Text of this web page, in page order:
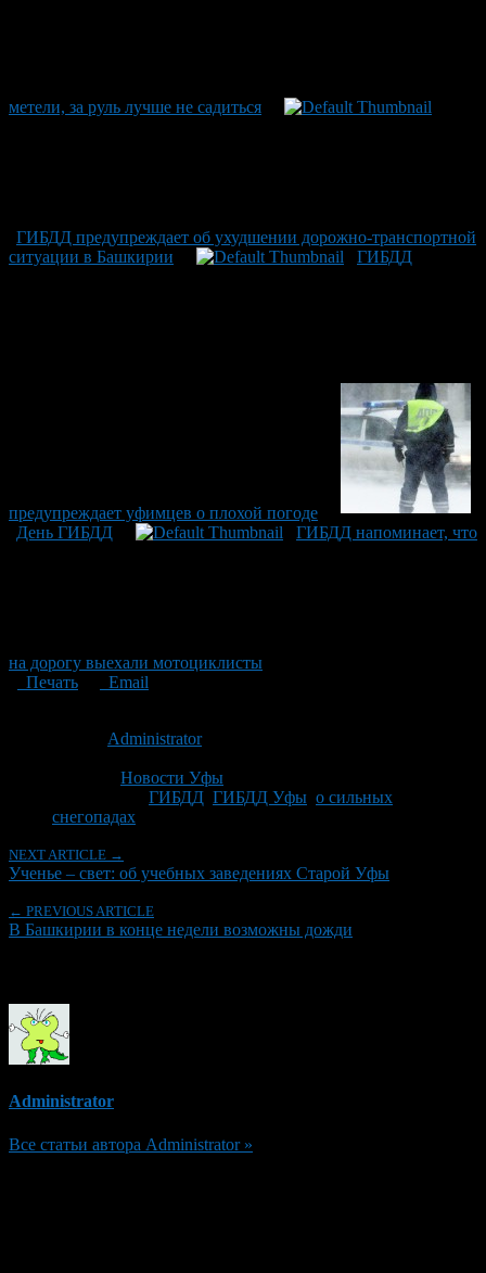
метели, за руль лучше не садиться
ГИБДД предупреждает об ухудшении дорожно-транспортной
ситуации в Башкирии
ГИБДД
предупреждает уфимцев о плохой погоде
День ГИБДД
ГИБДД напоминает, что
на дорогу выехали мотоциклисты
Печать
Email
Administrator
Новости Уфы
ГИБДД ГИБДД Уфы о сильных
снегопадах
NEXT ARTICLE →
Ученье – свет: об учебных заведениях Старой Уфы
← PREVIOUS ARTICLE
В Башкирии в конце недели возможны дожди
Administrator
Все статьи автора Administrator »